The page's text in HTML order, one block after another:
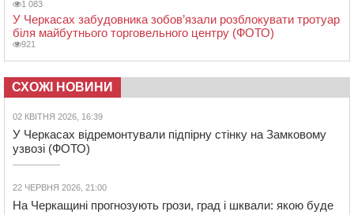
1 083
У Черкасах забудовника зобов’язали розблокувати тротуар
біля майбутнього торговельного центру (ФОТО)
921
СХОЖІ НОВИНИ
02 КВІТНЯ 2026, 16:39
У Черкасах відремонтували підпірну стінку на Замковому
узвозі (ФОТО)
22 ЧЕРВНЯ 2026, 21:00
На Черкащині прогнозують грози, град і шквали: якою буде